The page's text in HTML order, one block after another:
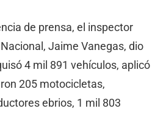
de prensa, el inspector
Jaime Vanegas, dio
4 mil 891 vehículos, aplicó
205 motocicletas,
ebrios, 1 mil 803